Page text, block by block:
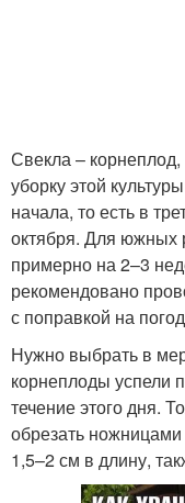
Свекла –
уборку этой
начала, то есть в
октября. Для южных
примерно на 2–3
рекомендовано
с поправкой на
Нужно выбрать в
корнеплоды успели
течение этого дня.
обрезать
1,5–2 см в длину,